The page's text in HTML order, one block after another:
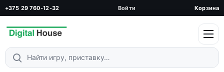
+375 29 760-12-32 Войти Корзина
Поиск по каталогу